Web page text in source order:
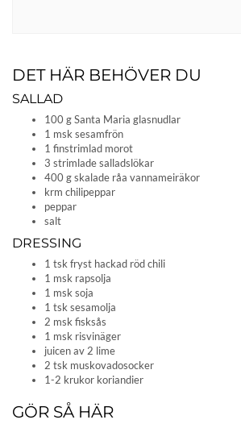
DET HÄR BEHÖVER DU
SALLAD
100 g Santa Maria glasnudlar
1 msk sesamfrön
1 finstrimlad morot
3 strimlade salladslökar
400 g skalade råa vannameiräkor
krm chilipeppar
peppar
salt
DRESSING
1 tsk fryst hackad röd chili
1 msk rapsolja
1 msk soja
1 tsk sesamolja
2 msk fisksås
1 msk risvinäger
juicen av 2 lime
2 tsk muskovadosocker
1-2 krukor koriandier
GÖR SÅ HÄR